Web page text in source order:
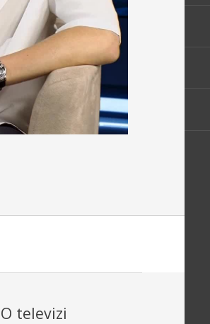
O televizi